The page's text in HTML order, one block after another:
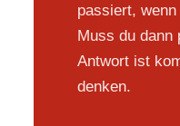
passiert,
Muss du dann
Antwort ist
denken.